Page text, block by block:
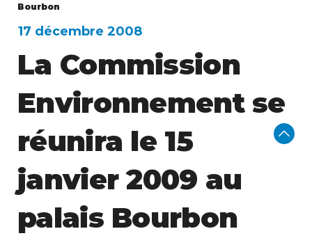
Bourbon
17 décembre 2008
La Commission
Environnement se
réunira le 15
janvier 2009 au
palais Bourbon